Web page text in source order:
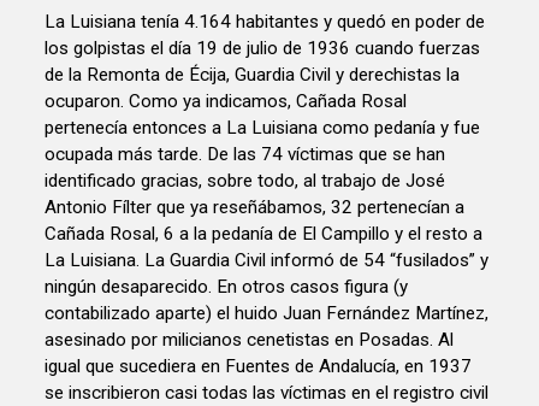
La Luisiana tenía 4.164 habitantes y quedó en poder de
los golpistas el día 19 de julio de 1936 cuando fuerzas
de la Remonta de Écija, Guardia Civil y derechistas la
ocuparon. Como ya indicamos, Cañada Rosal
pertenecía entonces a La Luisiana como pedanía y fue
ocupada más tarde. De las 74 víctimas que se han
identificado gracias, sobre todo, al trabajo de José
Antonio Fílter que ya reseñábamos, 32 pertenecían a
Cañada Rosal, 6 a la pedanía de El Campillo y el resto a
La Luisiana. La Guardia Civil informó de 54 “fusilados” y
ningún desaparecido. En otros casos figura (y
contabilizado aparte) el huido Juan Fernández Martínez,
asesinado por milicianos cenetistas en Posadas. Al
igual que sucediera en Fuentes de Andalucía, en 1937
se inscribieron casi todas las víctimas en el registro civil